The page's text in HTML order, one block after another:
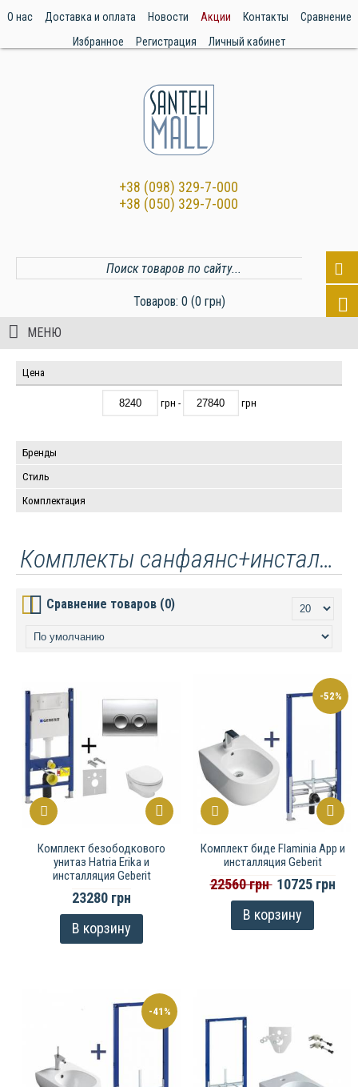
О нас Доставка и оплата Новости Акции Контакты
Сравнение
Избранное
Регистрация Личный кабинет
+38 (098) 329-7-000
+38 (050) 329-7-000
Товаров: 0 (0 грн)
МЕНЮ
Цена
грн - грн
Бренды
Стиль
Комплектация
Комплекты санфаянс+инсталляция
Сравнение товаров (0)
Комплект безободкового
унитаз Hatria Erika и
инсталляция Geberit
23280 грн
В корзину
-52%
Комплект биде Flaminia App и
инсталляция Geberit
22560 грн 10725 грн
В корзину
-41%